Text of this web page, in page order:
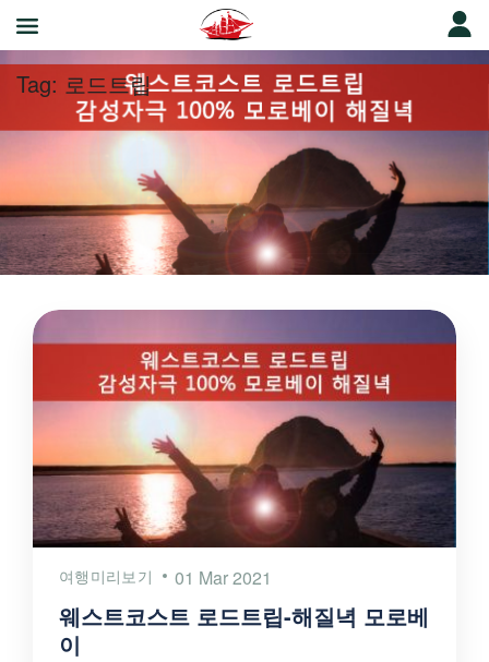
Tag: 로드트립
여행미리보기 01 Mar 2021
웨스트코스트 로드트립-해질녁 모로베
이